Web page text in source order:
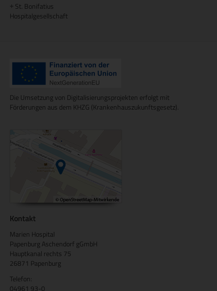
St. Bonifatius
Hospitalgesellschaft
Die Umsetzung von Digitalisierungsprojekten erfolgt mit
Förderungen aus dem KHZG (Krankenhauszukunftsgesetz).
Kontakt
Marien Hospital
Papenburg Aschendorf gGmbH
Hauptkanal rechts 75
26871 Papenburg
Telefon:
04961 93-0